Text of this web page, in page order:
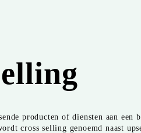
producten of diensten aan
cross selling genoemd naast